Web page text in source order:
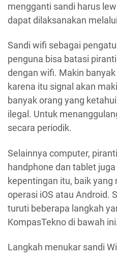
mengganti sandi harus
dapat dilaksanakan
Sandi wifi sebagai
penguna bisa batasi
dengan wifi. Makin
karena itu signal akan
banyak orang yang
ilegal. Untuk
secara periodik.
Selainnya computer,
handphone dan tablet
kepentingan itu, baik
operasi iOS atau Android.
turuti beberapa langkah
KompasTekno di bawah ini.
Langkah menukar sandi